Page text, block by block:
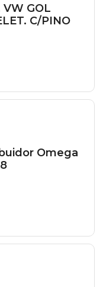
VW GOL
C/PINO
Omega